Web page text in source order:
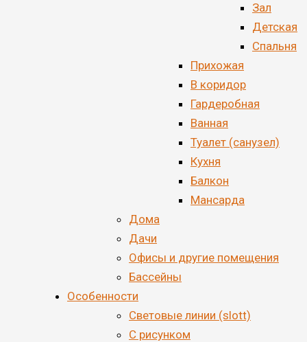
Зал
Детская
Спальня
Прихожая
В коридор
Гардеробная
Ванная
Туалет (санузел)
Кухня
Балкон
Мансарда
Дома
Дачи
Офисы и другие помещения
Бассейны
Особенности
Световые линии (slott)
С рисунком